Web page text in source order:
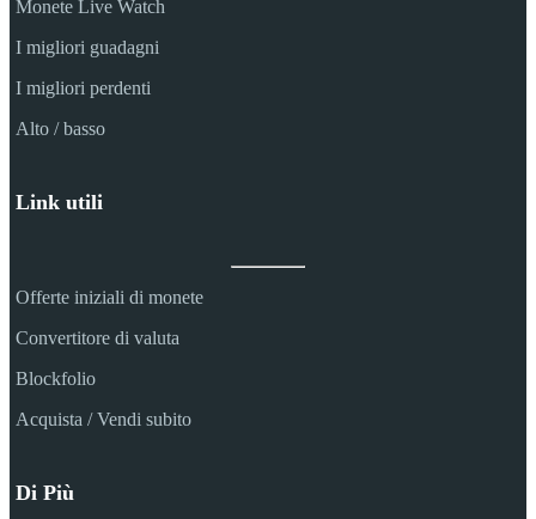
Monete Live Watch
I migliori guadagni
I migliori perdenti
Alto / basso
Link utili
Offerte iniziali di monete
Convertitore di valuta
Blockfolio
Acquista / Vendi subito
Di Più